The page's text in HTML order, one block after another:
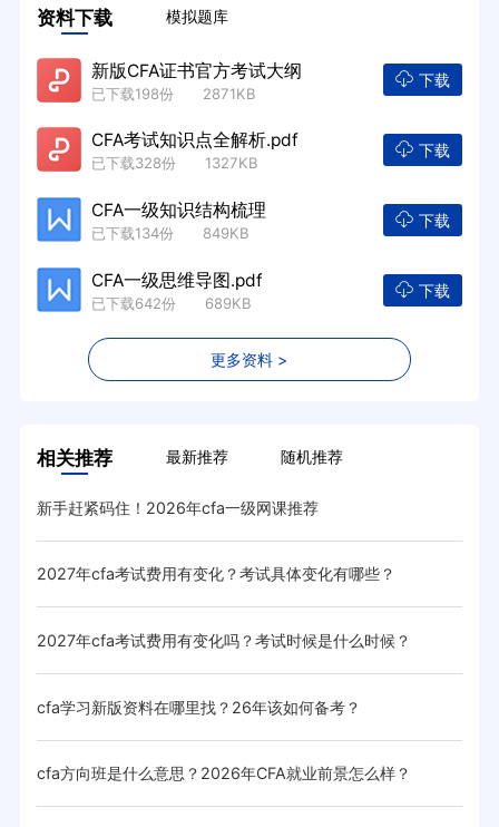
资料下载 模拟题库
新版CFA证书官方考试大纲
已下载198份 2871KB
下载
CFA考试知识点全解析.pdf
已下载328份 1327KB
下载
CFA一级知识结构梳理
已下载134份 849KB
下载
CFA一级思维导图.pdf
已下载642份 689KB
下载
更多资料 >
相关推荐 最新推荐 随机推荐
新手赶紧码住！2026年cfa一级网课推荐
2027年cfa考试费用有变化？考试具体变化有哪些？
2027年cfa考试费用有变化吗？考试时候是什么时候？
cfa学习新版资料在哪里找？26年该如何备考？
cfa方向班是什么意思？2026年CFA就业前景怎么样？